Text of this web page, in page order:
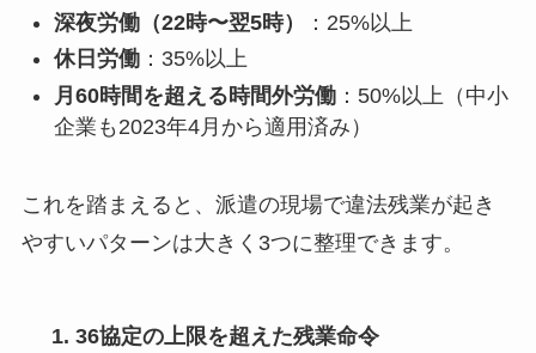
深夜労働（22時〜翌5時）
：25%以上
休日労働：35%以上
月60時間を超える時間外労働：50%以上（中小
企業も2023年4月から適用済み）
これを踏まえると、派遣の現場で違法残業が起き
やすいパターンは大きく3つに整理できます。
36協定の上限を超えた残業命令